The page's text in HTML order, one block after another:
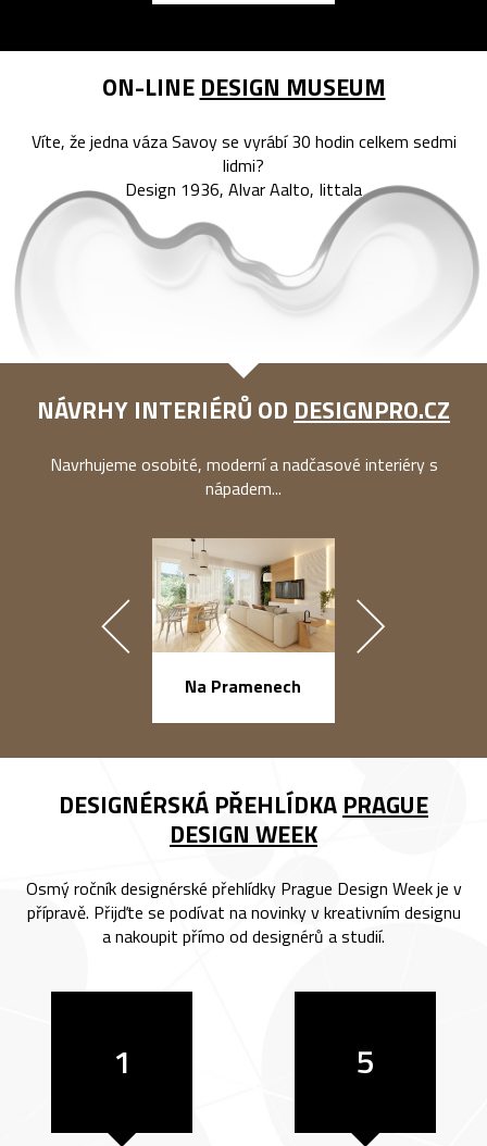
ON-LINE DESIGN MUSEUM
Víte, že jedna váza Savoy se vyrábí 30 hodin celkem sedmi
lidmi?
Design 1936, Alvar Aalto, Iittala
NÁVRHY INTERIÉRŮ OD DESIGNPRO.CZ
Navrhujeme osobité, moderní a nadčasové interiéry s
nápadem...
Na Pramenech
DESIGNÉRSKÁ PŘEHLÍDKA PRAGUE
DESIGN WEEK
Osmý ročník designérské přehlídky Prague Design Week je v
přípravě. Přijďte se podívat na novinky v kreativním designu
a nakoupit přímo od designérů a studií.
1 5